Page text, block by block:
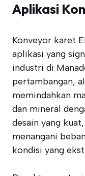
Aplikasi
Konveyor karet
aplikasi yang
industri di
pertambangan,
memindahkan
dan mineral
desain yang
menangani
kondisi yang